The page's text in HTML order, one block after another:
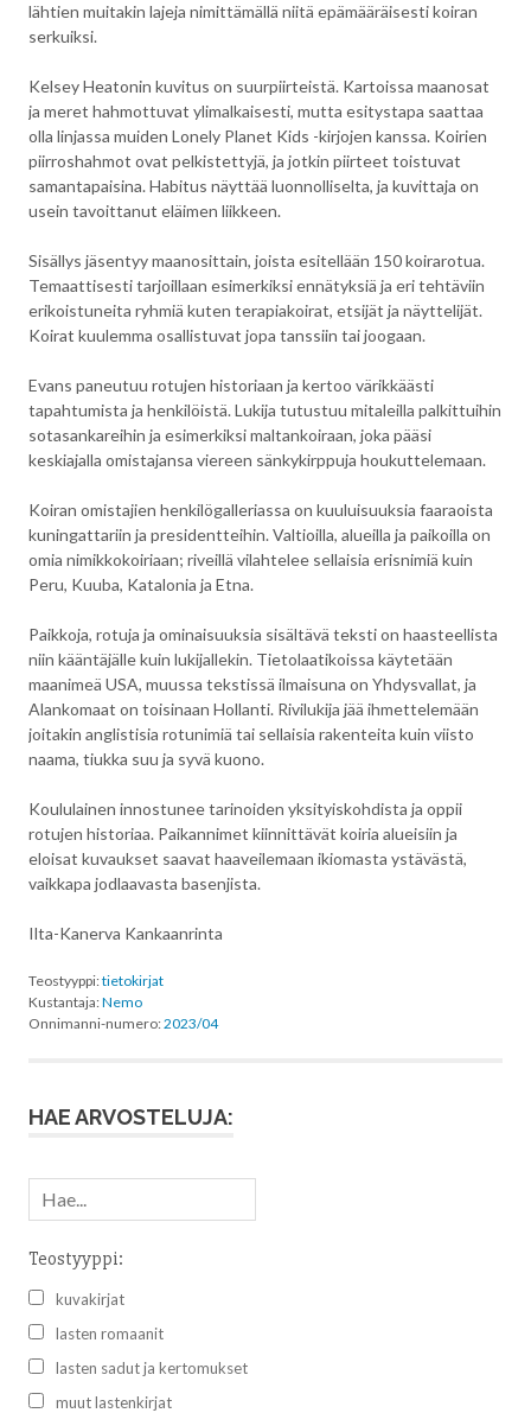
lähtien muitakin lajeja nimittämällä niitä epämääräisesti koiran
serkuiksi.
Kelsey Heatonin kuvitus on suurpiirteistä. Kartoissa maanosat
ja meret hahmottuvat ylimalkaisesti, mutta esitystapa saattaa
olla linjassa muiden Lonely Planet Kids -kirjojen kanssa. Koirien
piirroshahmot ovat pelkistettyjä, ja jotkin piirteet toistuvat
samantapaisina. Habitus näyttää luonnolliselta, ja kuvittaja on
usein tavoittanut eläimen liikkeen.
Sisällys jäsentyy maanosittain, joista esitellään 150 koirarotua.
Temaattisesti tarjoillaan esimerkiksi ennätyksiä ja eri tehtäviin
erikoistuneita ryhmiä kuten terapiakoirat, etsijät ja näyttelijät.
Koirat kuulemma osallistuvat jopa tanssiin tai joogaan.
Evans paneutuu rotujen historiaan ja kertoo värikkäästi
tapahtumista ja henkilöistä. Lukija tutustuu mitaleilla palkittuihin
sotasankareihin ja esimerkiksi maltankoiraan, joka pääsi
keskiajalla omistajansa viereen sänkykirppuja houkuttelemaan.
Koiran omistajien henkilögalleriassa on kuuluisuuksia faaraoista
kuningattariin ja presidentteihin. Valtioilla, alueilla ja paikoilla on
omia nimikkokoiriaan; riveillä vilahtelee sellaisia erisnimiä kuin
Peru, Kuuba, Katalonia ja Etna.
Paikkoja, rotuja ja ominaisuuksia sisältävä teksti on haasteellista
niin kääntäjälle kuin lukijallekin. Tietolaatikoissa käytetään
maanimeä USA, muussa tekstissä ilmaisuna on Yhdysvallat, ja
Alankomaat on toisinaan Hollanti. Rivilukija jää ihmettelemään
joitakin anglistisia rotunimiä tai sellaisia rakenteita kuin viisto
naama, tiukka suu ja syvä kuono.
Koululainen innostunee tarinoiden yksityiskohdista ja oppii
rotujen historiaa. Paikannimet kiinnittävät koiria alueisiin ja
eloisat kuvaukset saavat haaveilemaan ikiomasta ystävästä,
vaikkapa jodlaavasta basenjista.
Ilta-Kanerva Kankaanrinta
Teostyyppi:tietokirjat
Kustantaja:Nemo
Onnimanni-numero:2023/04
HAE ARVOSTELUJA:
Teostyyppi:
kuvakirjat
lasten romaanit
lasten sadut ja kertomukset
muut lastenkirjat